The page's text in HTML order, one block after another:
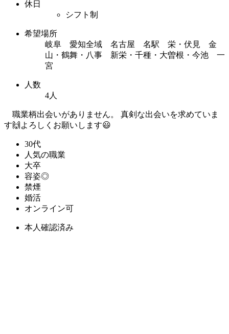
休日
シフト制
希望場所
岐阜 愛知全域 名古屋 名駅 栄・伏見 金
山・鶴舞・八事 新栄・千種・大曽根・今池 一
宮
人数
4人
職業柄出会いがありません。 真剣な出会いを求めていま
す🙌よろしくお願いします😃
30代
人気の職業
大卒
容姿◎
禁煙
婚活
オンライン可
本人確認済み